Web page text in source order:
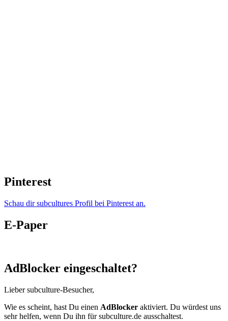
Pinterest
Schau dir subcultures Profil bei Pinterest an.
E-Paper
AdBlocker eingeschaltet?
Lieber subculture-Besucher,
Wie es scheint, hast Du einen AdBlocker aktiviert. Du würdest uns
sehr helfen, wenn Du ihn für subculture.de ausschaltest.